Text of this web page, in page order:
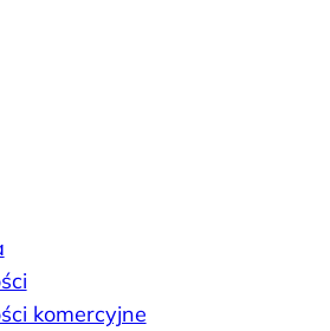
komercyjne